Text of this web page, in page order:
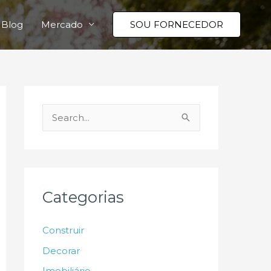
Blog Mercado SOU FORNECEDOR
e
i
r
Categorias
Construir
Decorar